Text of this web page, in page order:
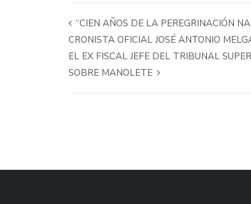
“CIEN AÑOS DE LA PEREGRINACIÓN
CRONISTA OFICIAL JOSÉ ANTONIO
EL EX FISCAL JEFE DEL TRIBUNAL
SOBRE MANOLETE